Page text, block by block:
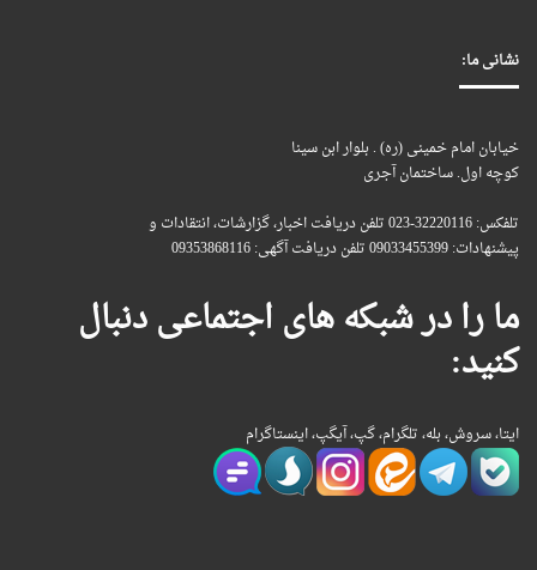
نشانی ما:
خیابان امام خمینی (ره) . بلوار ابن سینا
کوچه اول. ساختمان آجری
تلفکس: 32220116-023 تلفن دریافت اخبار، گزارشات، انتقادات و
پیشنهادات: 09033455399 تلفن دریافت آگهی: 09353868116
ما را در شبکه های اجتماعی دنبال
کنید:
ایتا، سروش، بله، تلگرام، گپ، آیگپ، اینستاگرام